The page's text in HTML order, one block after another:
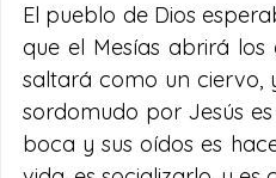
El pueblo de Dios
que el Mesías abrirá
saltará como un ciervo,
sordomudo por Jesús
boca y sus oídos es